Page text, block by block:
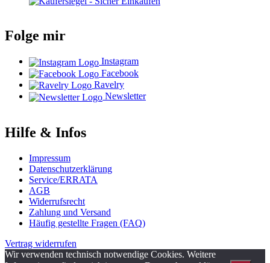
Folge mir
Instagram
Facebook
Ravelry
Newsletter
Hilfe & Infos
Impressum
Datenschutzerklärung
Service/ERRATA
AGB
Widerrufsrecht
Zahlung und Versand
Häufig gestellte Fragen (FAQ)
Vertrag widerrufen
Wir verwenden technisch notwendige Cookies. Weitere